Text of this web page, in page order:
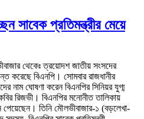
সাবেক প্রতিমন্ত্রীর মেয়ে
থেকেঃ ত্রয়োদশ জাতীয় সংসদের
করেছে বিএনপি। সোমবার রাজধানীর
নাম ঘোষণা করেন বিএনপির সিনিয়র যুগ্ম
রিজভী। বিএনপির মনোনীত তালিকায়
তিনি মৌলভীবাজার-১ (বড়লেখা-